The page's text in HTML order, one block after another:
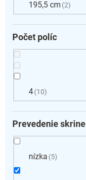
195,5 cm 2
Počet políc
4 10
Prevedenie skrine
nízka 5